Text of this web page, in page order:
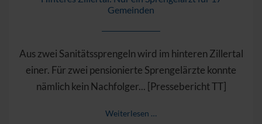
Gemeinden
Aus zwei Sanitätssprengeln wird im hinteren Zillertal
einer. Für zwei pensionierte Sprengelärzte konnte
nämlich kein Nachfolger... [Pressebericht TT]
Weiterlesen …